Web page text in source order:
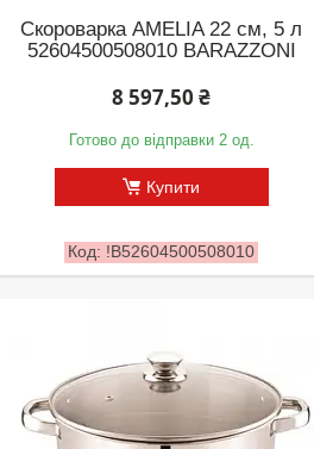
Скороварка AMELIA 22 см, 5 л
52604500508010 BARAZZONI
8 597,50 ₴
Готово до відправки 2 од.
Купити
!B52604500508010